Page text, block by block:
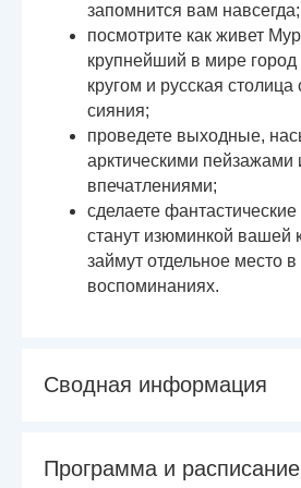
запомнится вам навсегда;
посмотрите как живет
крупнейший в мире
кругом и русская столица
сияния;
проведете выходные,
арктическими
впечатлениями;
сделаете
станут изюминкой вашей
займут отдельное место
воспоминаниях.
Сводная информация
Программа и расписание